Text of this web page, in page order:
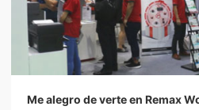
Me alegro de verte en Remax